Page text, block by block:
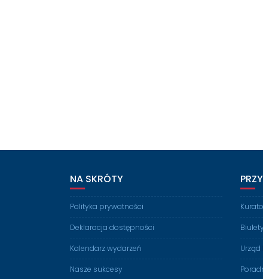
NA SKRÓTY
Polityka prywatności
Deklaracja dostępności
Kalendarz wydarzeń
Nasze sukcesy